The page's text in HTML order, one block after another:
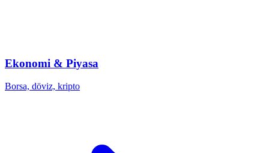
Ekonomi & Piyasa
Borsa, döviz, kripto